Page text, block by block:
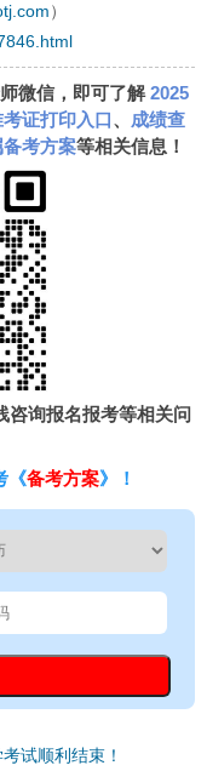
）
微信，即可了解2025
证打印入口、 成绩查
考方案等相关信息！
咨询报名报考等相关问
《备考方案》！
试顺利结束！